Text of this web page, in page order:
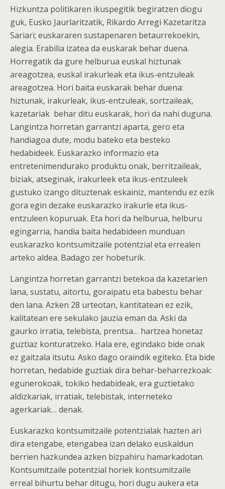
Hizkuntza politikaren ikuspegitik begiratzen diogu
guk, Eusko Jaurlaritzatik, Rikardo Arregi Kazetaritza
Sariari; euskararen sustapenaren betaurrekoekin,
alegia. Erabilia izatea da euskarak behar duena.
Horregatik da gure helburua euskal hiztunak
areagotzea, euskal irakurleak eta ikus-entzuleak
areagotzea. Hori baita euskarak behar duena:
hiztunak, irakurleak, ikus-entzuleak, sortzaileak,
kazetariak behar ditu euskarak, hori da nahi duguna.
Langintza horretan garrantzi aparta, gero eta
handiagoa dute, modu bateko eta besteko
hedabideek. Euskarazko informazio eta
entretenimendurako produktu onak, berritzaileak,
biziak, atseginak, irakurleek eta ikus-entzuleek
gustuko izango dituztenak eskainiz, mantendu ez ezik
gora egin dezake euskarazko irakurle eta ikus-
entzuleen kopuruak. Eta hori da helburua, helburu
egingarria, handia baita hedabideen munduan
euskarazko kontsumitzaile potentzial eta errealen
arteko aldea. Badago zer hobeturik.
Langintza horretan garrantzi betekoa da kazetarien
lana, sustatu, aitortu, goraipatu eta babestu behar
den lana. Azken 28 urteotan, kantitatean ez ezik,
kalitatean ere sekulako jauzia eman da. Aski da
gaurko irratia, telebista, prentsa… hartzea honetaz
guztiaz konturatzeko. Hala ere, egindako bide onak
ez gaitzala itsutu. Asko dago oraindik egiteko. Eta bide
horretan, hedabide guztiak dira behar-beharrezkoak:
egunerokoak, tokiko hedabideak, era guztietako
aldizkariak, irratiak, telebistak, interneteko
agerkariak… denak.
Euskarazko kontsumitzaile potentzialak hazten ari
dira etengabe, etengabea izan delako euskaldun
berrien hazkundea azken bizpahiru hamarkadotan.
Kontsumitzaile potentzial horiek kontsumitzaile
erreal bihurtu behar ditugu, hori dugu aukera eta